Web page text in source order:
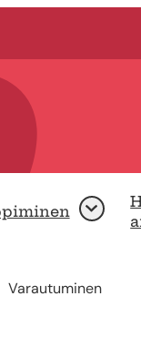
Avaa
Varautuminen